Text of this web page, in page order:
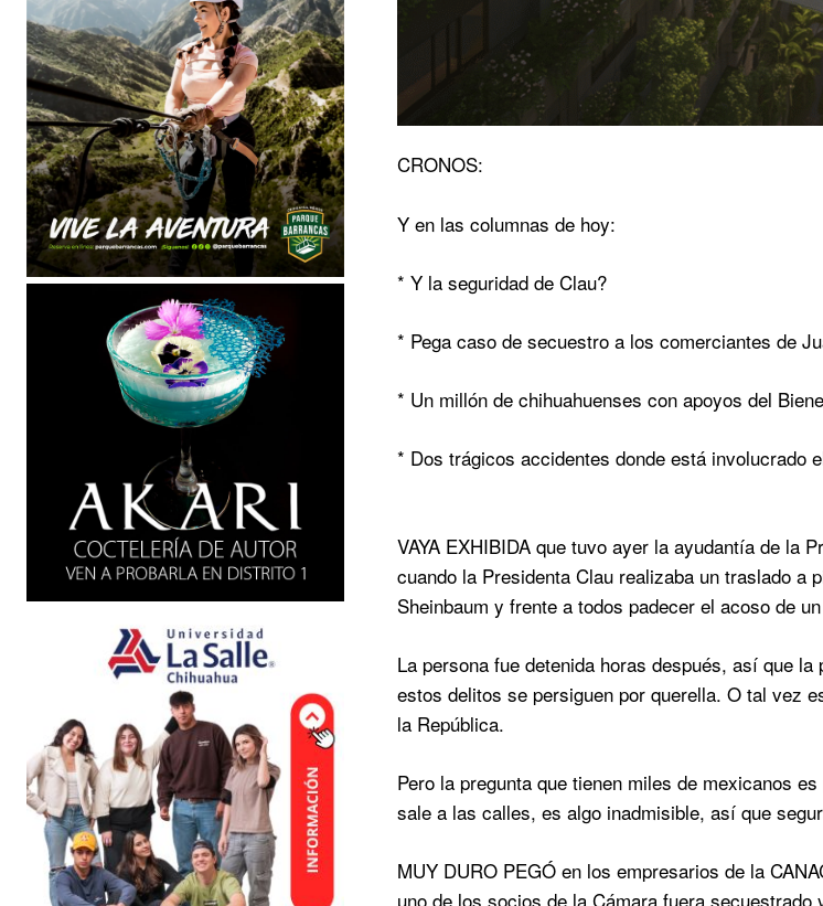
CRONOS:
Y en las columnas de hoy:
* Y la seguridad de Clau?
* Pega caso de secuestro a los comerciantes de
* Un millón de chihuahuenses con apoyos del
* Dos trágicos accidentes donde está involucrado
VAYA EXHIBIDA que tuvo ayer la ayudantía de la
cuando la Presidenta Clau realizaba un traslado a
Sheinbaum y frente a todos padecer el acoso de
La persona fue detenida horas después, así que
estos delitos se persiguen por querella. O tal vez
la República.
Pero la pregunta que tienen miles de mexicanos
sale a las calles, es algo inadmisible, así que
MUY DURO PEGÓ en los empresarios de la
uno de los socios de la Cámara fuera